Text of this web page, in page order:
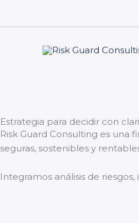
Estrategia para decidir con
Risk Guard Consulting es una
seguras, sostenibles y
Integramos análisis de